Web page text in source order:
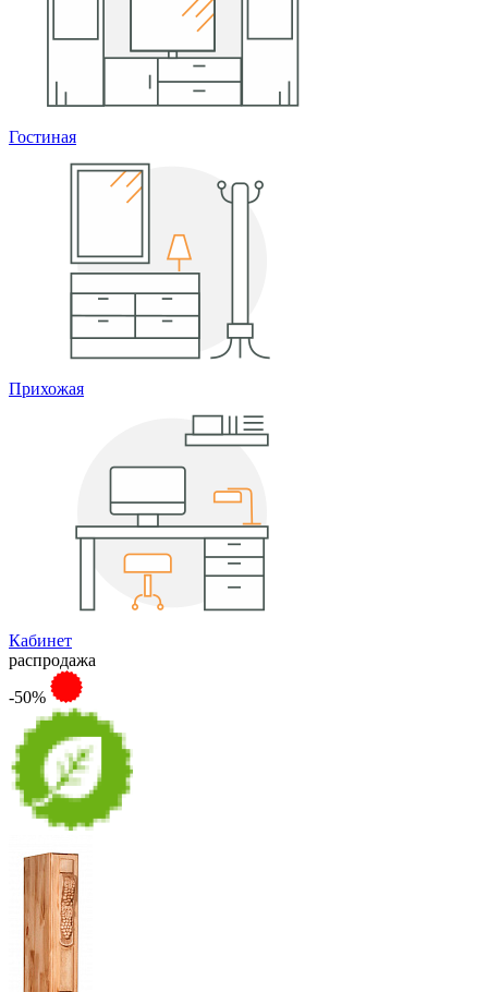
Гостиная
Прихожая
Кабинет
распродажа
-50%